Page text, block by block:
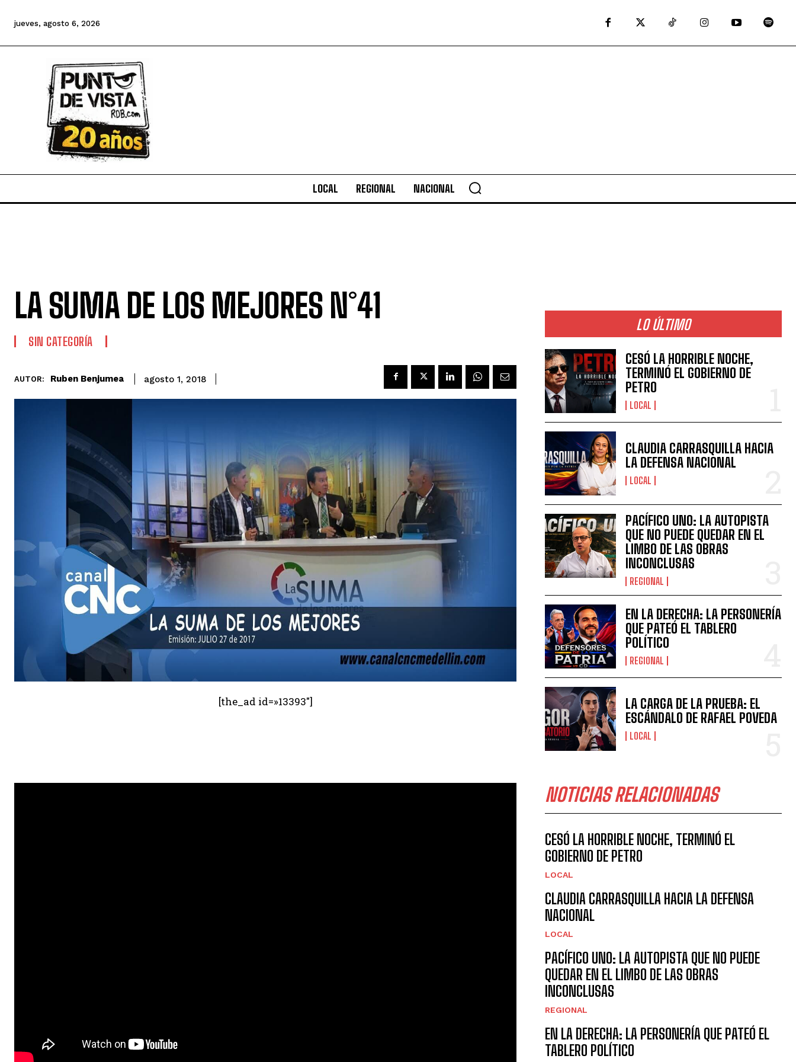
jueves, agosto 6, 2026
LOCAL REGIONAL NACIONAL
LA SUMA DE LOS MEJORES N°41
SIN CATEGORÍA
AUTOR: Ruben Benjumea agosto 1, 2018
[the_ad id=»13393″]
LO ÚLTIMO
CESÓ LA HORRIBLE NOCHE,
TERMINÓ EL GOBIERNO DE
PETRO
LOCAL
CLAUDIA CARRASQUILLA HACIA
LA DEFENSA NACIONAL
LOCAL
PACÍFICO UNO: LA AUTOPISTA
QUE NO PUEDE QUEDAR EN EL
LIMBO DE LAS OBRAS
INCONCLUSAS
REGIONAL
EN LA DERECHA: LA PERSONERÍA
QUE PATEÓ EL TABLERO
POLÍTICO
REGIONAL
LA CARGA DE LA PRUEBA: EL
ESCÁNDALO DE RAFAEL POVEDA
LOCAL
NOTICIAS RELACIONADAS
CESÓ LA HORRIBLE NOCHE, TERMINÓ EL
GOBIERNO DE PETRO
LOCAL
CLAUDIA CARRASQUILLA HACIA LA DEFENSA
NACIONAL
LOCAL
PACÍFICO UNO: LA AUTOPISTA QUE NO PUEDE
QUEDAR EN EL LIMBO DE LAS OBRAS
INCONCLUSAS
REGIONAL
EN LA DERECHA: LA PERSONERÍA QUE PATEÓ EL
TABLERO POLÍTICO